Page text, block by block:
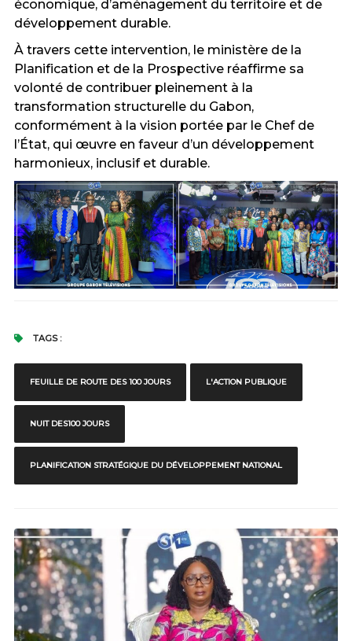
économique, d’aménagement du territoire et de
développement durable.
À travers cette intervention, le ministère de la
Planification et de la Prospective réaffirme sa
volonté de contribuer pleinement à la
transformation structurelle du Gabon,
conformément à la vision portée par le Chef de
l’État, qui œuvre en faveur d’un développement
harmonieux, inclusif et durable.
TAGS :
FEUILLE DE ROUTE DES 100 JOURS L'ACTION PUBLIQUE
NUIT DES100 JOURS
PLANIFICATION STRATÉGIQUE DU DÉVELOPPEMENT NATIONAL